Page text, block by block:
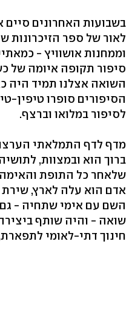
בשבועות האחרונים
וממחנות אושוויץ -
סיפור תקופה איומה של
השואה אצלנו תמיד היה
הסיפורים סופרו טיפין-
לסיפור במלואו וברצף.
מדף לדף התמלאתי
ברוך הוא ובמצוות,
שלאחר כל התופת
אדם הוא עלה לארץ,
השם עם אימי שתחיה -
שואה - והיה שותף
חינוך דתי-לאומי